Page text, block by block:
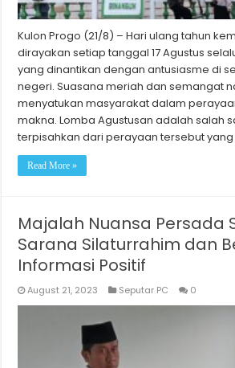
Kulon Progo (21/8) – Hari ulang tahun
dirayakan setiap tanggal 17 Agustus
yang dinantikan dengan antusiasme di
negeri. Suasana meriah dan semangat
menyatukan masyarakat dalam
makna. Lomba Agustusan adalah salah
terpisahkan dari perayaan tersebut
Read More »
Majalah Nuansa Persada
Sarana Silaturrahim dan
Informasi Positif
August 21, 2023 Seputar PC 0